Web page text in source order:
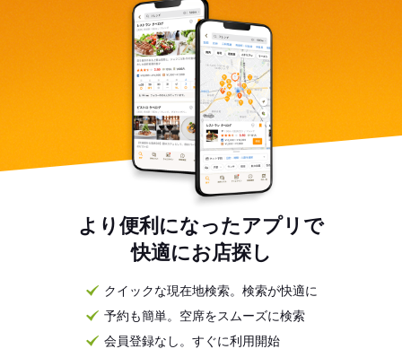
より便利になったアプリで
快適にお店探し
クイックな現在地検索。検索が快適に
予約も簡単。空席をスムーズに検索
会員登録なし。すぐに利用開始